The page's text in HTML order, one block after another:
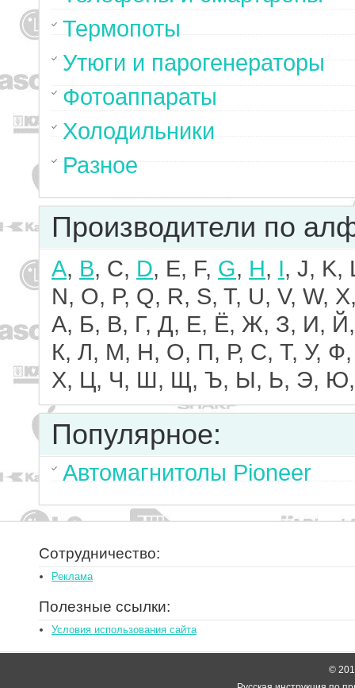
Термопоты
Утюги и парогенераторы
Фотоаппараты
Холодильники
Разное
Производители по
A, B, C, D, E, F, G, H, I, J, K,
N, O, P, Q, R, S, T, U, V, W,
А, Б, В, Г, Д, Е, Ё, Ж, З, И, Й,
К, Л, М, Н, О, П, Р, С, Т, У, Ф,
Х, Ц, Ч, Ш, Щ, Ъ, Ы, Ь, Э,
Популярное:
Автомагнитолы Pioneer
Сотрудничество:
Реклама
Полезные ссылки:
Условия использования сайта
©